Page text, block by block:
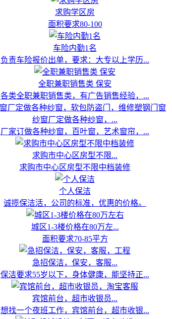
求购学区房
面积要求80-100
车险内勤1名
负责车险报价出单，要求：大专以上学历...
全职兼职销售类 保安
各类全职兼职销售类，有广告销售经验，...
纱窗厂定做各种纱窗，...
厂家订做各种纱窗，百叶窗，艺术窗帘，...
求购市中心区房型不限...
求购市中心区房型不限中档装修
个人保洁
诚揽保洁活，公司的标准，优惠的价格。
城区1-3楼价格在80万左...
面积要求70-85平方
急招保洁，保安，客服...
保洁要求55岁以下，身体健康，能坚持正...
宾馆前台，超市收银员...
想找一个夜班工作，宾馆前台，超市收银...